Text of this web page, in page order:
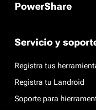
PowerShare
Servicio y
Registra tus
Registra tu Landroid
Soporte para